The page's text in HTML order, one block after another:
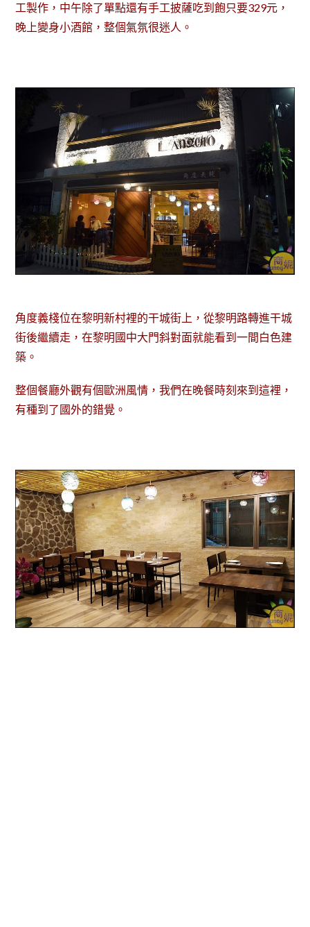
工製作，中午除了單點還有手工披薩吃到飽只要329元，
晚上變身小酒館，整個氣氛很迷人。
角度義棧位在黎明新村裡的干城街上，從黎明路轉進干城
街後繼續走，在黎明國中大門斜對面就能看到一間白色建
築。
整個餐廳外觀有個歐洲風情，我們在晚餐時刻來到這裡，
有種到了國外的錯覺。